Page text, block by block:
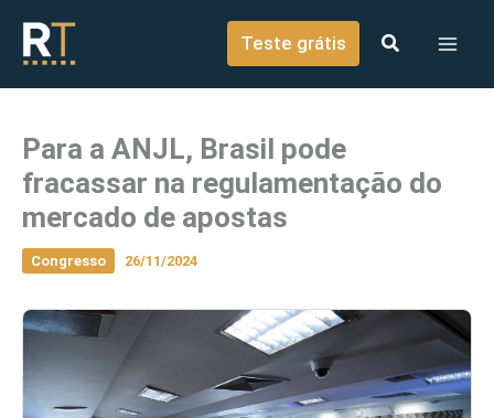
conteúdo
Teste grátis
Para a ANJL, Brasil pode
fracassar na regulamentação do
mercado de apostas
Congresso 26/11/2024